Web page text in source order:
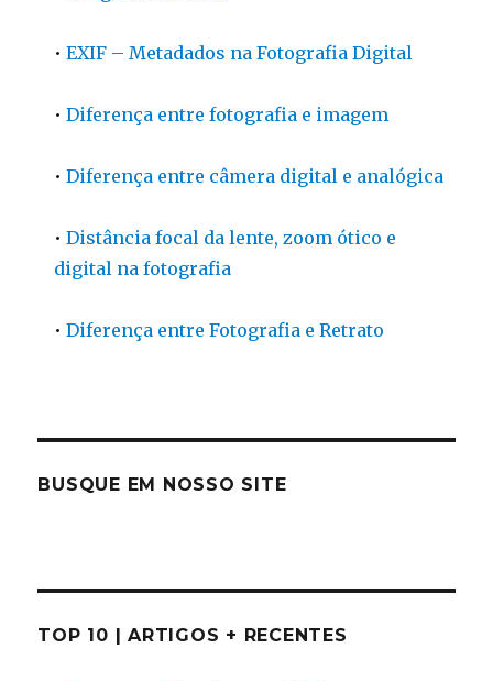
•EXIF – Metadados na Fotografia Digital
•Diferença entre fotografia e imagem
•Diferença entre câmera digital e analógica
•Distância focal da lente, zoom ótico e
digital na fotografia
•Diferença entre Fotografia e Retrato
BUSQUE EM NOSSO SITE
TOP 10 | ARTIGOS + RECENTES